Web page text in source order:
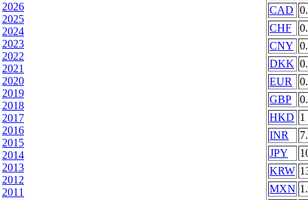
2026
2025
2024
2023
2022
2021
2020
2019
2018
2017
2016
2015
2014
2013
2012
2011
CAD
CHF
CNY
DKK
EUR
GBP
HKD 1
INR
JPY
KRW
MXN